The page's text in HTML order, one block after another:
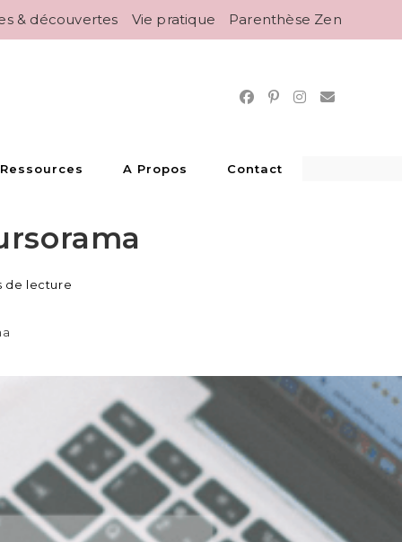
& découvertes Vie pratique Parenthèse Zen
A Propos Contact
de lecture